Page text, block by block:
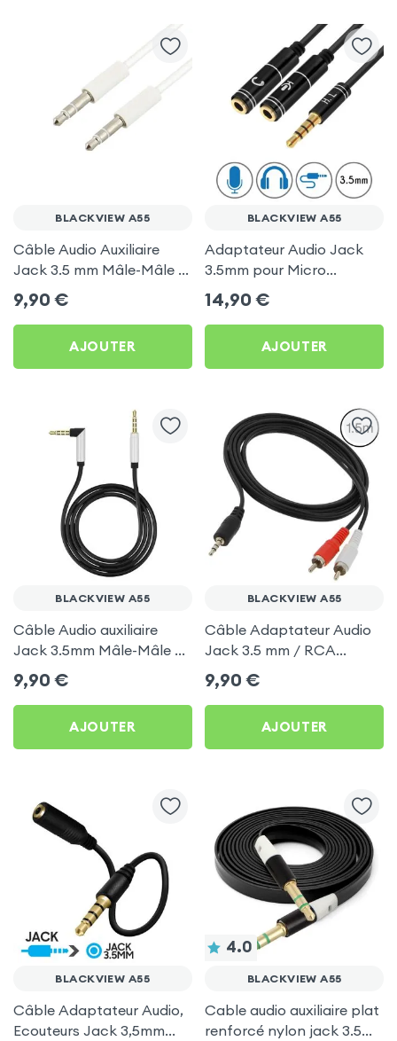
BLACKVIEW A55
Câble Audio Auxiliaire
Jack 3.5 mm Mâle-Mâle -
Blanc pour Blackview A55
9,90 €
AJOUTER
BLACKVIEW A55
Adaptateur Audio Jack
3.5mm pour Micro
Casque, 30cm pour
Blackview A55
14,90 €
AJOUTER
BLACKVIEW A55
Câble Audio auxiliaire
Jack 3.5mm Mâle-Mâle +
Embout coudé, 1 mètre de
longueur Noir pour
Blackview A55
9,90 €
AJOUTER
BLACKVIEW A55
Câble Adaptateur Audio
Jack 3.5 mm / RCA
Stéréo Mâle, 2.5 m pour
Blackview A55
9,90 €
AJOUTER
BLACKVIEW A55
Câble Adaptateur Audio,
Ecouteurs Jack 3,5mm
4.0
BLACKVIEW A55
Cable audio auxiliaire plat
renforcé nylon jack 3.5